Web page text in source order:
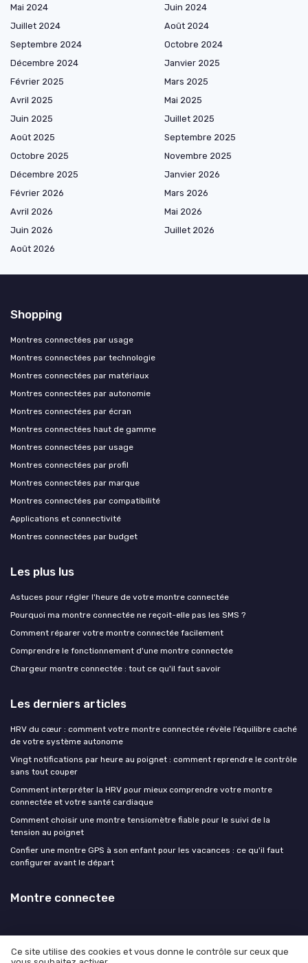
Mai 2024
Juin 2024
Juillet 2024
Août 2024
Septembre 2024
Octobre 2024
Décembre 2024
Janvier 2025
Février 2025
Mars 2025
Avril 2025
Mai 2025
Juin 2025
Juillet 2025
Août 2025
Septembre 2025
Octobre 2025
Novembre 2025
Décembre 2025
Janvier 2026
Février 2026
Mars 2026
Avril 2026
Mai 2026
Juin 2026
Juillet 2026
Août 2026
Shopping
Montres connectées par usage
Montres connectées par technologie
Montres connectées par matériaux
Montres connectées par autonomie
Montres connectées par écran
Montres connectées haut de gamme
Montres connectées par usage
Montres connectées par profil
Montres connectées par marque
Montres connectées par compatibilité
Applications et connectivité
Montres connectées par budget
Les plus lus
Astuces pour régler l'heure de votre montre connectée
Pourquoi ma montre connectée ne reçoit-elle pas les SMS ?
Comment réparer votre montre connectée facilement
Comprendre le fonctionnement d'une montre connectée
Chargeur montre connectée : tout ce qu'il faut savoir
Les derniers articles
HRV du cœur : comment votre montre connectée révèle l’équilibre caché
de votre système autonome
Vingt notifications par heure au poignet : comment reprendre le contrôle
sans tout couper
Comment interpréter la HRV pour mieux comprendre votre montre
connectée et votre santé cardiaque
Comment choisir une montre tensiomètre fiable pour le suivi de la
tension au poignet
Confier une montre GPS à son enfant pour les vacances : ce qu'il faut
configurer avant le départ
Montre connectee
Ce site utilise des cookies et vous donne le contrôle sur ceux que